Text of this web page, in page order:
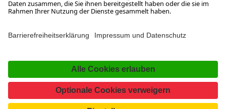
Newsroom
Presse